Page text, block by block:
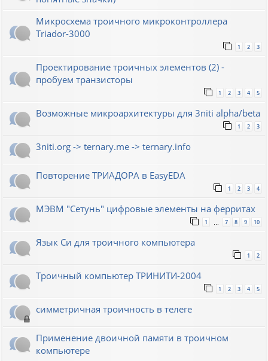
Микросхема троичного микроконтроллера
Triador-3000
1 2 3
Проектирование троичных элементов (2) -
пробуем транзисторы
1 2 3 4 5
Возможные микроархитектуры для 3niti alpha/beta
1 2 3
3niti.org -> ternary.me -> ternary.info
Повторение ТРИАДОРА в EasyEDA
1 2 3 4
МЭВМ "Сетунь" цифровые элементы на ферритах
1 … 7 8 9 10
Язык Си для троичного компьютера
1 2
Троичный компьютер ТРИНИТИ-2004
1 2 3 4 5
симметричная троичность в телеге
Применение двоичной памяти в троичном
компьютере